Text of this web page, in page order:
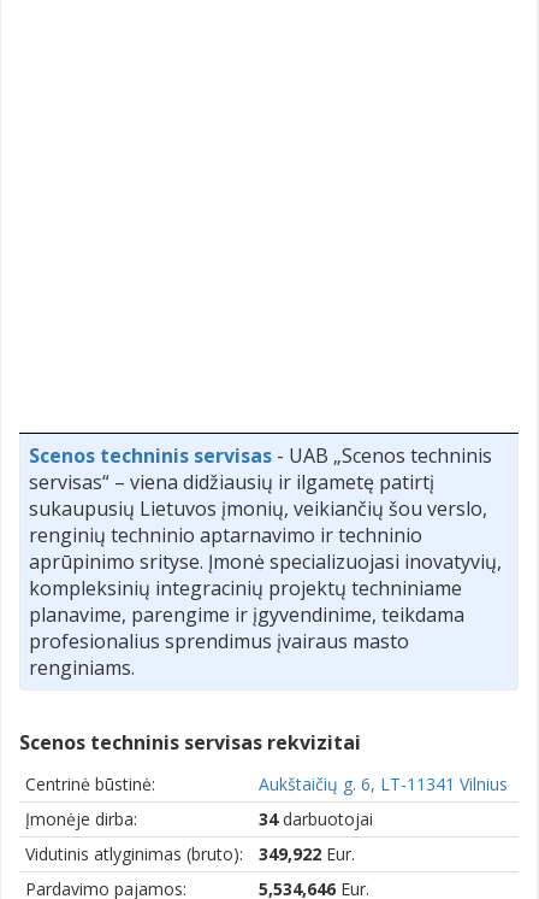
Scenos techninis servisas - UAB „Scenos techninis
servisas“ – viena didžiausių ir ilgametę patirtį
sukaupusių Lietuvos įmonių, veikiančių šou verslo,
renginių techninio aptarnavimo ir techninio
aprūpinimo srityse. Įmonė specializuojasi inovatyvių,
kompleksinių integracinių projektų techniniame
planavime, parengime ir įgyvendinime, teikdama
profesionalius sprendimus įvairaus masto
renginiams.
Scenos techninis servisas rekvizitai
Centrinė būstinė:
Aukštaičių g. 6, LT-11341 Vilnius
Įmonėje dirba:
34darbuotojai
Vidutinis atlyginimas (bruto):
349,922 Eur.
Pardavimo pajamos:
5,534,646 Eur.